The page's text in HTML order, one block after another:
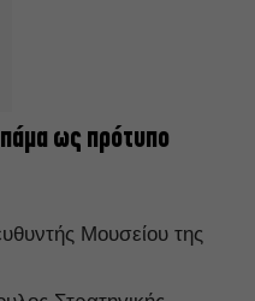
ως πρότυπο
Μουσείου της